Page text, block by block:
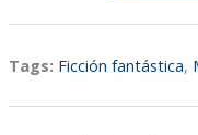
Tags: Ficción fantástica,